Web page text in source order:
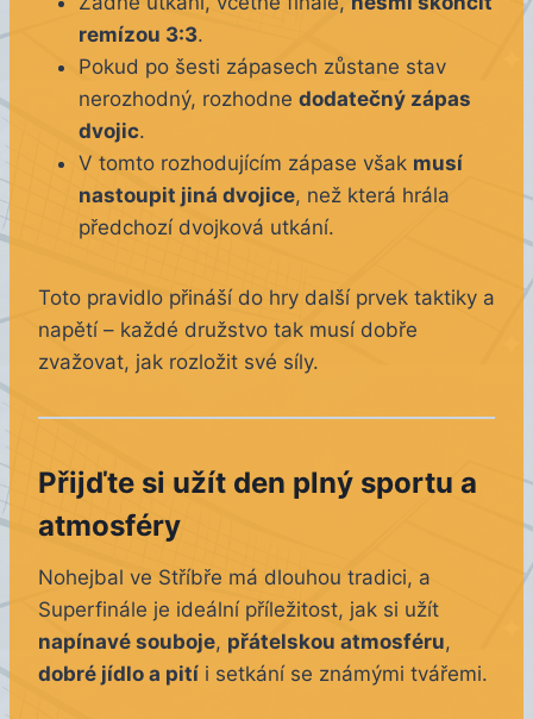
remízou 3:3.
Pokud po šesti zápasech zůstane stav
nerozhodný, rozhodne dodatečný zápas
dvojic.
V tomto rozhodujícím zápase však musí
nastoupit jiná dvojice, než která hrála
předchozí dvojková utkání.
Toto pravidlo přináší do hry další prvek taktiky a
napětí – každé družstvo tak musí dobře
zvažovat, jak rozložit své síly.
Přijďte si užít den plný sportu a
atmosféry
Nohejbal ve Stříbře má dlouhou tradici, a
Superfinále je ideální příležitost, jak si užít
napínavé souboje, přátelskou atmosféru,
dobré jídlo a pití i setkání se známými tvářemi.